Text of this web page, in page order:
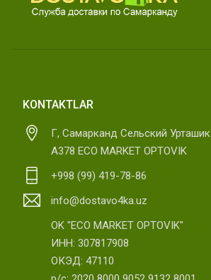
KONTAKTLAR
Г, Самарканд Сельский Урташик
А378 ECO MARKET OPTOVIK
+998 (99) 419-78-86
info@dostavo4ka.uz
OK "ECO MARKET OPTOVIK"
ИНН: 307817908
ОКЭД: 47110